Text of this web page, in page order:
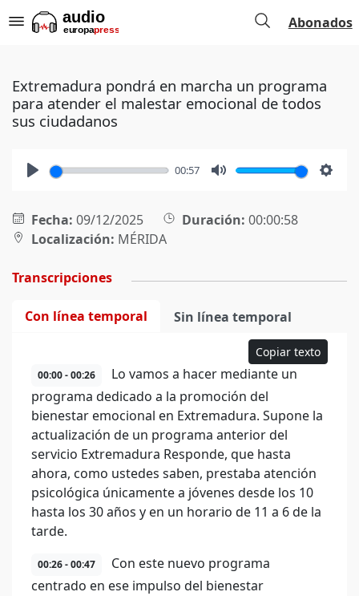
Abonados
Extremadura pondrá en marcha un programa
para atender el malestar emocional de todos
sus ciudadanos
00:57
Fecha: 09/12/2025 Duración: 00:00:58
Localización: MÉRIDA
Transcripciones
Con línea temporal Sin línea temporal
Copiar texto
00:00 - 00:26
Lo vamos a hacer mediante un
programa dedicado a la promoción del
bienestar emocional en Extremadura. Supone la
actualización de un programa anterior del
servicio Extremadura Responde, que hasta
ahora, como ustedes saben, prestaba atención
psicológica únicamente a jóvenes desde los 10
hasta los 30 años y en un horario de 11 a 6 de la
tarde.
00:26 - 00:47
Con este nuevo programa
centrado en ese impulso del bienestar